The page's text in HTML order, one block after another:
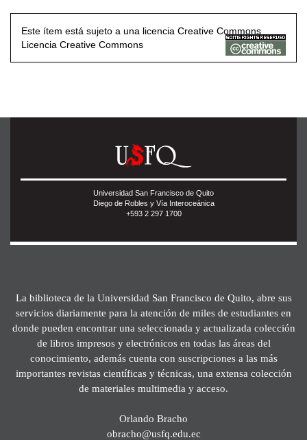
Este ítem está sujeto a una licencia Creative Commons
Licencia Creative Commons
Universidad San Francisco de Quito
Diego de Robles y Vía Interoceánica
+593 2 297 1700
La biblioteca de la Universidad San Francisco de Quito, abre sus
servicios diariamente para la atención de miles de estudiantes en
donde pueden encontrar una seleccionada y actualizada colección
de libros impresos y electrónicos en todas las áreas del
conocimiento, además cuenta con suscripciones a las más
importantes revistas científicas y técnicas, una extensa colección
de materiales multimedia y acceso.
Orlando Bracho
obracho@usfq.edu.ec